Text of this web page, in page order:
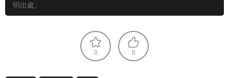
明出處。
0 0